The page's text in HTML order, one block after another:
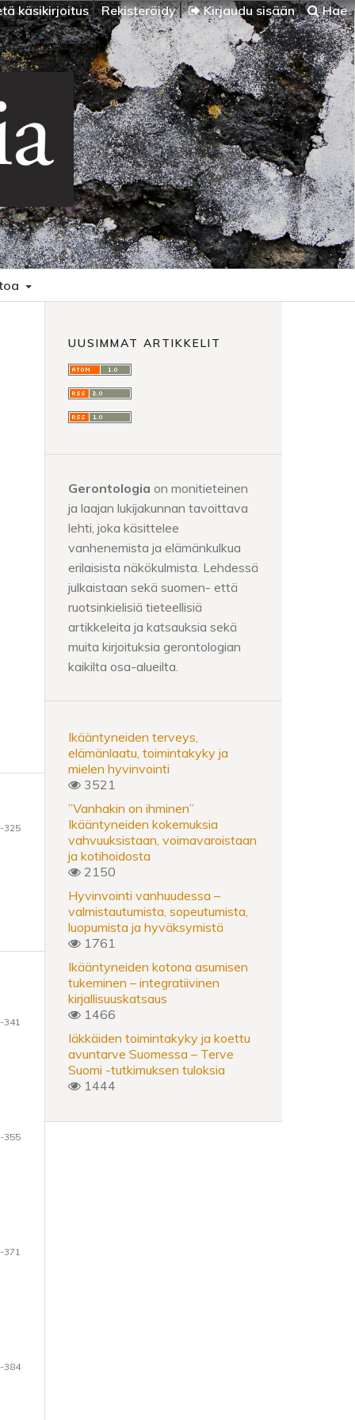
käsikirjoitus Rekisteröidy Kirjaudu sisään Hae
325
341
355
371
384
UUSIMMAT ARTIKKELIT
Gerontologia on monitieteinen
ja laajan lukijakunnan tavoittava
lehti, joka käsittelee
vanhenemista ja elämänkulkua
erilaisista näkökulmista. Lehdessä
julkaistaan sekä suomen- että
ruotsinkielisiä tieteellisiä
artikkeleita ja katsauksia sekä
muita kirjoituksia gerontologian
kaikilta osa-alueilta.
Ikääntyneiden terveys,
elämänlaatu, toimintakyky ja
mielen hyvinvointi
3521
”Vanhakin on ihminen”
Ikääntyneiden kokemuksia
vahvuuksistaan, voimavaroistaan
ja kotihoidosta
2150
Hyvinvointi vanhuudessa –
valmistautumista, sopeutumista,
luopumista ja hyväksymistä
1761
Ikääntyneiden kotona asumisen
tukeminen – integratiivinen
kirjallisuuskatsaus
1466
Iäkkäiden toimintakyky ja koettu
avuntarve Suomessa – Terve
Suomi -tutkimuksen tuloksia
1444